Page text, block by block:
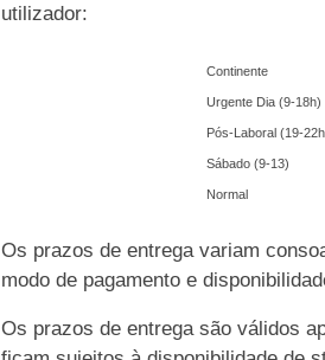
utilizador:
Continente
Urgente Dia (9-18h)
Pós-Laboral (19-
Sábado (9-13)
Normal
Os prazos de entrega variam
modo de pagamento e
Os prazos de entrega são válidos